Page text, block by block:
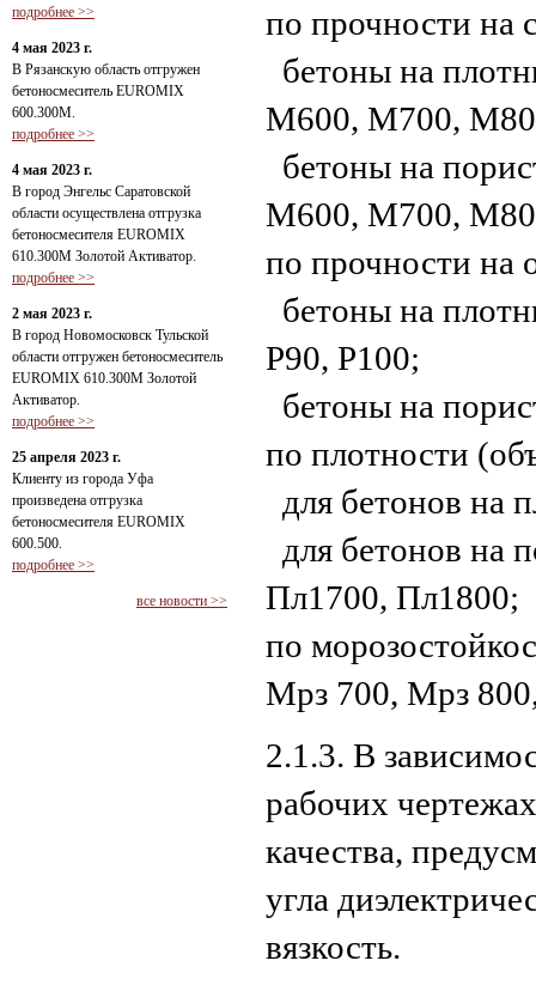
подробнее >>
4 мая 2023 г.
В Рязанскую область отгружен
бетоносмеситель EUROMIX
600.300М.
подробнее >>
4 мая 2023 г.
В город Энгельс Саратовской
области осуществлена отгрузка
бетоносмесителя EUROMIX
610.300М Золотой Активатор.
подробнее >>
2 мая 2023 г.
В город Новомосковск Тульской
области отгружен бетоносмеситель
EUROMIX 610.300М Золотой
Активатор.
подробнее >>
25 апреля 2023 г.
Клиенту из города Уфа
произведена отгрузка
бетоносмесителя EUROMIX
600.500.
подробнее >>
все новости >>
по прочности на
бетоны на
М600, М700,
бетоны на
M600, M700,
по прочности на
бетоны на
Р90, Р100;
бетоны на
по плотности
для бетонов на
для бетонов на
Пл1700, Пл1800;
по
Мрз 700, Мрз
2.1.3. В
рабочих
качества,
угла
вязкость.